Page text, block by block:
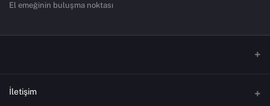
El emeğinin buluşma noktası
İletişim